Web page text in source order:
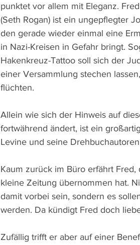
punktet vor allem mit Eleganz.
(Seth Rogan) ist ein ungepflegter
den gerade wieder einmal eine
in Nazi-Kreisen in Gefahr bringt.
Hakenkreuz-Tattoo soll sich der
einer Versammlung stechen
flüchten.
Allein wie sich der Hinweis auf
fortwährend ändert, ist ein
Levine und seine
Kaum zurück im Büro erfährt
kleine Zeitung übernommen hat.
damit vorbei sein, sondern es
werden. Da kündigt Fred doch
Zufällig trifft er aber auf einer